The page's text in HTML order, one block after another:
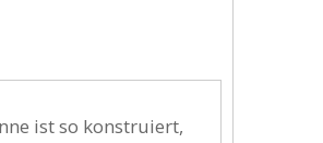
ist so konstruiert,